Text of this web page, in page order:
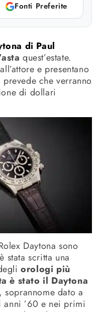
Fonti Preferite
di Paul
quest’estate.
e presentano
che verranno
di dollari
Daytona sono
stata scritta una
orologi più
è stato il Daytona
soprannome dato a
anni ’60 e nei primi